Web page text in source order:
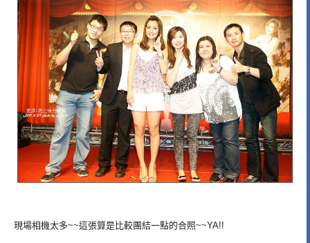
現場相機太多~~這張算是比較團結一點的合照~~YA!!